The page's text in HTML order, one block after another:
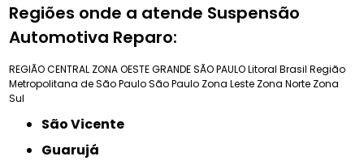
Regiões onde a atende Suspensão
Automotiva Reparo:
REGIÃO CENTRAL ZONA OESTEGRANDE SÃO PAULOLitoral Brasil Região
Metropolitana de São PauloSão Paulo Zona Leste Zona Norte Zona
Sul
São Vicente
Guarujá